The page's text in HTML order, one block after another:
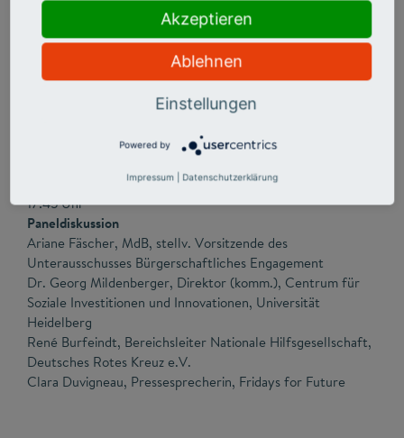
für Engagement und Ehrenamt
17:15 Uhr
ZiviZ-Survey 2023: Vorstellung der Ergebnisse
Dr. Peter Schubert, Senior Projektmanager, ZiviZ im
17:45 Uhr
Paneldiskussion
Ariane Fäscher, MdB, stellv. Vorsitzende des
Unterausschusses Bürgerschaftliches Engagement
Dr. Georg Mildenberger, Direktor (komm.), Centrum für
Soziale Investitionen und Innovationen, Universität
Heidelberg
René Burfeindt, Bereichsleiter Nationale Hilfsgesellschaft,
Deutsches Rotes Kreuz e.V.
Clara Duvigneau, Pressesprecherin, Fridays for Future
Akzeptieren
Ablehnen
Einstellungen
Powered by
Impressum Datenschutzerklärung